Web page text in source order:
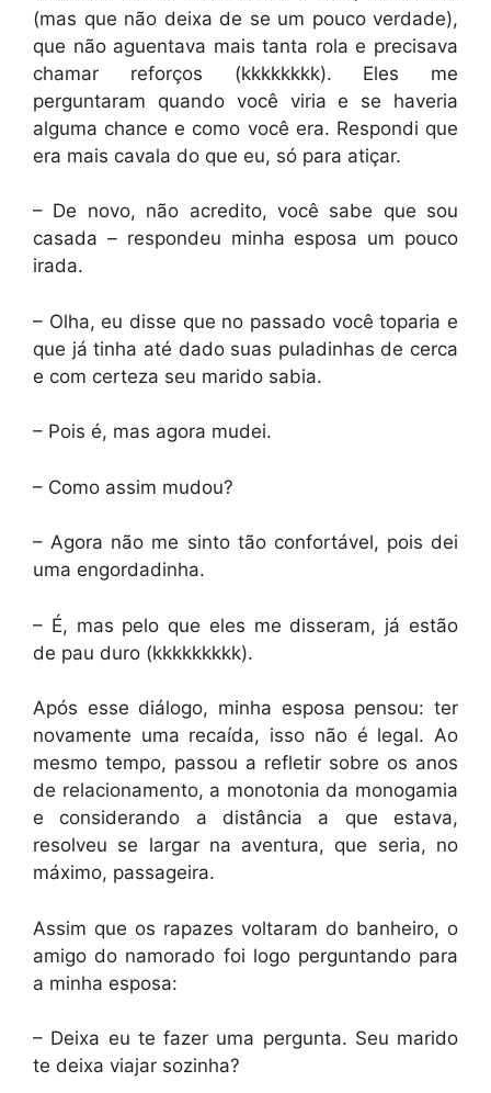
(mas que não deixa de se um pouco verdade),
que não aguentava mais tanta rola e precisava
chamar reforços (kkkkkkkk). Eles me
perguntaram quando você viria e se haveria
alguma chance e como você era. Respondi que
era mais cavala do que eu, só para atiçar.
– De novo, não acredito, você sabe que sou
casada – respondeu minha esposa um pouco
irada.
– Olha, eu disse que no passado você toparia e
que já tinha até dado suas puladinhas de cerca
e com certeza seu marido sabia.
– Pois é, mas agora mudei.
– Como assim mudou?
– Agora não me sinto tão confortável, pois dei
uma engordadinha.
– É, mas pelo que eles me disseram, já estão
de pau duro (kkkkkkkkk).
Após esse diálogo, minha esposa pensou: ter
novamente uma recaída, isso não é legal. Ao
mesmo tempo, passou a refletir sobre os anos
de relacionamento, a monotonia da monogamia
e considerando a distância a que estava,
resolveu se largar na aventura, que seria, no
máximo, passageira.
Assim que os rapazes voltaram do banheiro, o
amigo do namorado foi logo perguntando para
a minha esposa:
– Deixa eu te fazer uma pergunta. Seu marido
te deixa viajar sozinha?